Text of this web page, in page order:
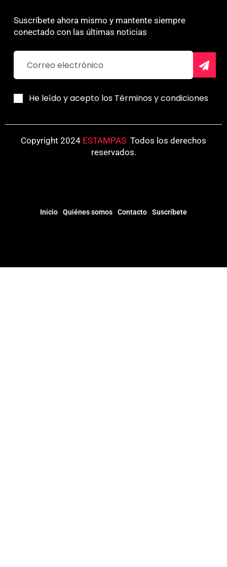
Suscríbete ahora mismo y mantente siempre
conectado con las últimas noticias
He leído y acepto los Términos y condiciones
Copyright 2024 ESTAMPAS Todos los derechos
reservados.
Inicio Quiénes somos Contacto Suscríbete